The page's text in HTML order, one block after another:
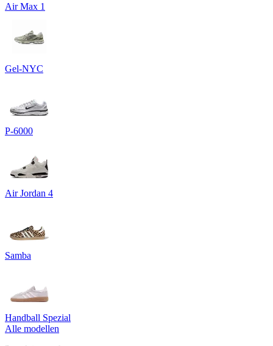
Air Max 1
Gel-NYC
P-6000
Air Jordan 4
Samba
Handball Spezial
Alle modellen